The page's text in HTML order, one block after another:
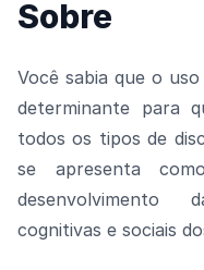
Sobre
Você sabia que o
determinante para
todos os tipos de
se apresenta
desenvolvimento
cognitivas e sociais